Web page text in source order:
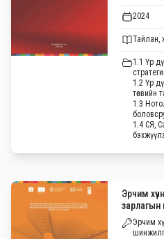
2024
Тайлан,
1.1 Үр
1.2 Үр
төсвийн
1.3
1.4 СЯ,
Эрчим
Эрчим